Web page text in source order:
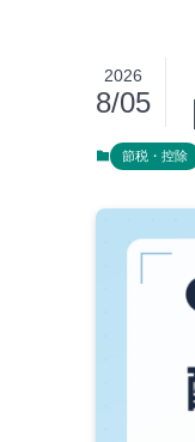
2026
8/05
節税・控除